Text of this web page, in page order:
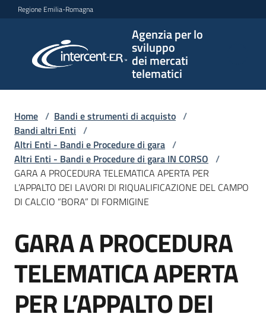
Vai al contenuto
Vai alla navigazione
Vai al footer
Regione Emilia-Romagna
Agenzia per lo
sviluppo
dei mercati
telematici
per lo
sviluppo
telematici
L'Agenzia
e
strumenti
acquisto
Home / Bandi e strumenti di acquisto /
Bandi altri Enti /
Altri Enti - Bandi e Procedure di gara /
Altri Enti - Bandi e Procedure di gara IN CORSO /
GARA A PROCEDURA TELEMATICA APERTA PER
L’APPALTO DEI LAVORI DI RIQUALIFICAZIONE DEL CAMPO
DI CALCIO “BORA” DI FORMIGINE
Salta al contenuto
GARA A PROCEDURA
TELEMATICA APERTA
PER L’APPALTO DEI